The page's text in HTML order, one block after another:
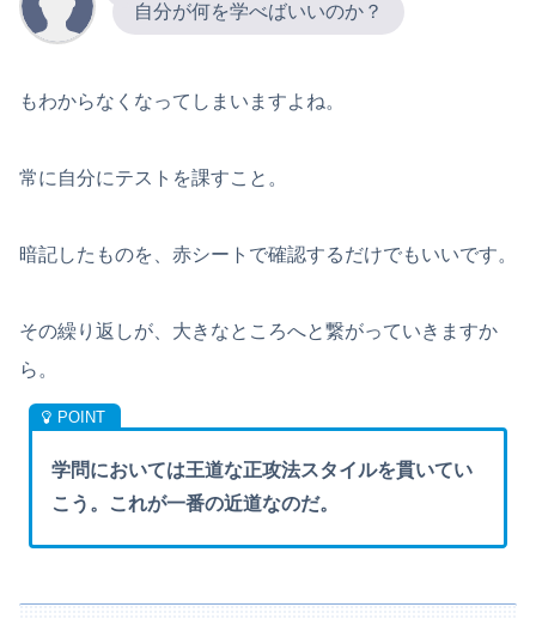
自分が何を学べばいいのか？
もわからなくなってしまいますよね。
常に自分にテストを課すこと。
暗記したものを、赤シートで確認するだけでもいいです。
その繰り返しが、大きなところへと繋がっていきますか
ら。
学問においては王道な正攻法スタイルを貫いてい
こう。これが一番の近道なのだ。